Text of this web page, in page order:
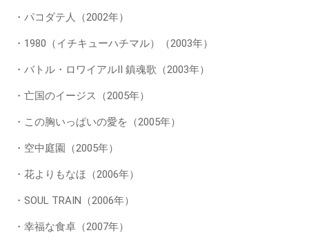
・パコダテ人（2002年）
・1980（イチキューハチマル）（2003年）
・バトル・ロワイアルII 鎮魂歌（2003年）
・亡国のイージス（2005年）
・この胸いっぱいの愛を（2005年）
・空中庭園（2005年）
・花よりもなほ（2006年）
・SOUL TRAIN（2006年）
・幸福な食卓（2007年）